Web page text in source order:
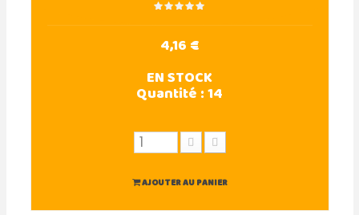
4,16 €
EN STOCK
Quantité :14
AJOUTER AU PANIER